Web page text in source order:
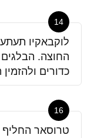
14
לוקבאקיו
החוצה.
כדורים
16
טרוסאר החליף